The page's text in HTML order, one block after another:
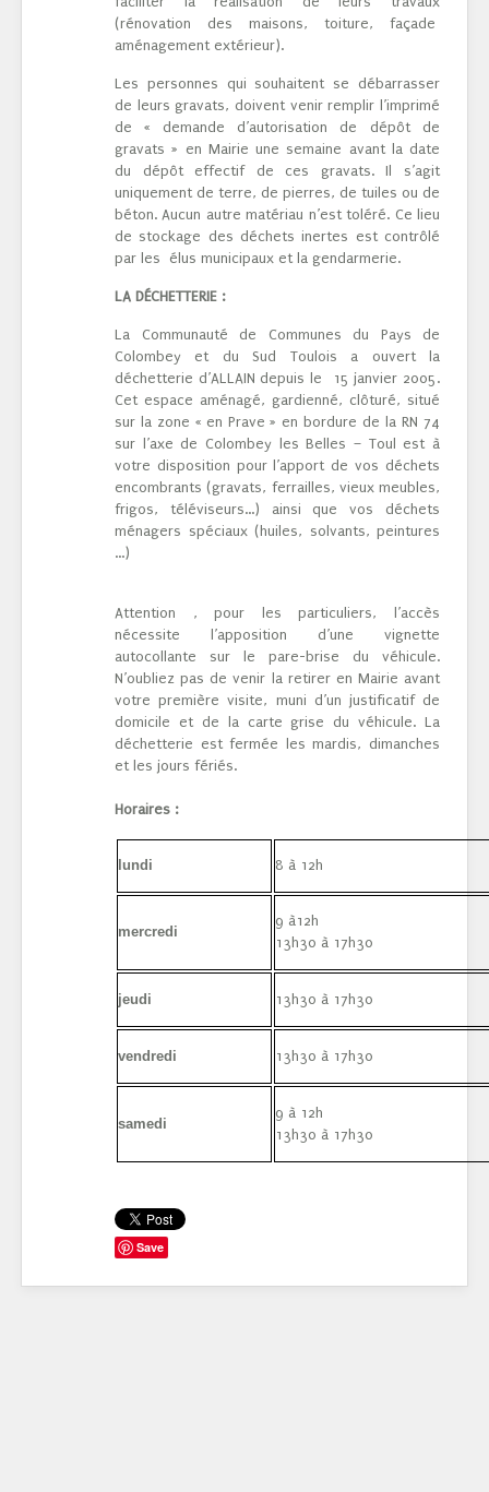
(rénovation des maisons, toiture, façade
aménagement extérieur).
Les personnes qui souhaitent se débarrasser
de leurs gravats, doivent venir remplir l’imprimé
de « demande d’autorisation de dépôt de
gravats » en Mairie une semaine avant la date
du dépôt effectif de ces gravats. Il s’agit
uniquement de terre, de pierres, de tuiles ou de
béton. Aucun autre matériau n’est toléré. Ce lieu
de stockage des déchets inertes est contrôlé
par les élus municipaux et la gendarmerie.
LA DÉCHETTERIE :
La Communauté de Communes du Pays de
Colombey et du Sud Toulois a ouvert la
déchetterie d’ALLAIN depuis le 15 janvier 2005.
Cet espace aménagé, gardienné, clôturé, situé
sur la zone « en Prave » en bordure de la RN 74
sur l’axe de Colombey les Belles – Toul est à
votre disposition pour l’apport de vos déchets
encombrants (gravats, ferrailles, vieux meubles,
frigos, téléviseurs...) ainsi que vos déchets
ménagers spéciaux (huiles, solvants, peintures
...)
Attention , pour les particuliers, l’accès
nécessite l’apposition d’une vignette
autocollante sur le pare-brise du véhicule.
N’oubliez pas de venir la retirer en Mairie avant
votre première visite, muni d’un justificatif de
domicile et de la carte grise du véhicule. La
déchetterie est fermée les mardis, dimanches
et les jours fériés.
Horaires :
lundi 8 à 12h
mercredi
9 à12h
13h30 à 17h30
jeudi 13h30 à 17h30
vendredi 13h30 à 17h30
samedi
9 à 12h
13h30 à 17h30
Save